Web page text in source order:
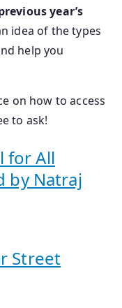
year’s
idea of the types
help you
on how to access
to ask!
for All
by Natraj
Street